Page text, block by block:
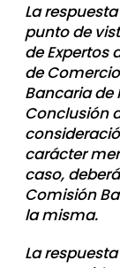
La
punto de
de Expertos
de
Bancaria de
Conclusión
carácter
caso,
Comisión
la misma.
La